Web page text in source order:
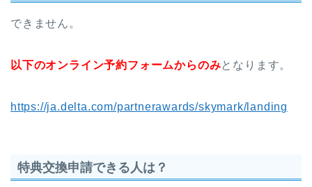
できません。
以下のオンライン予約フォームからのみとなります。
https://ja.delta.com/partnerawards/skymark/landing
特典交換申請できる人は？